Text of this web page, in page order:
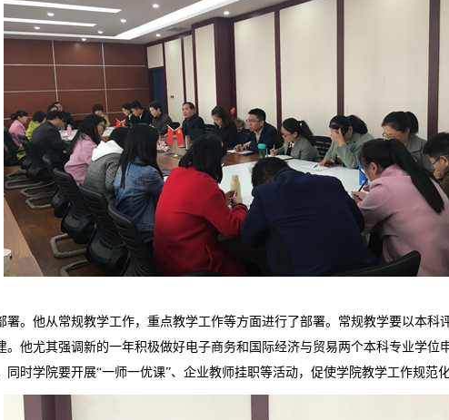
署。他从常规教学工作，重点教学工作等方面进行了部署。常规教学要以本科
他尤其强调新的一年积极做好电子商务和国际经济与贸易两个本科专业学位
同时学院要开展“一师一优课”、企业教师挂职等活动，促使学院教学工作规范